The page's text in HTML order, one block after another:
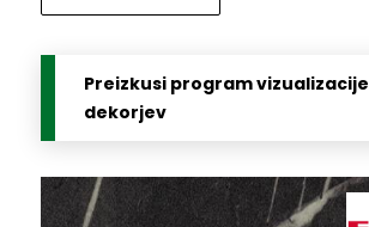
Preizkusi program vizualizacije
dekorjev